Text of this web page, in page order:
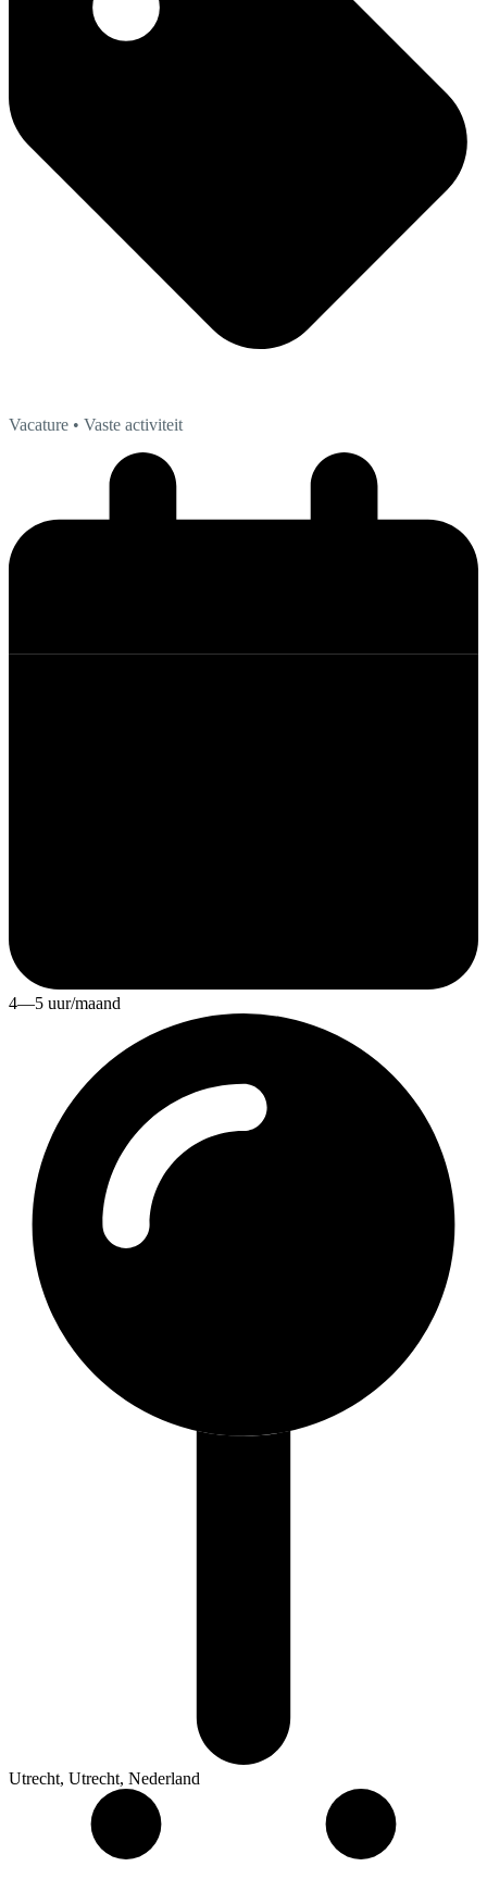
Vacature • Vaste activiteit
4—5 uur/maand
Utrecht, Utrecht, Nederland